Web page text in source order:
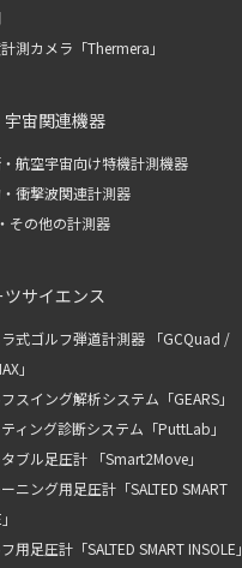
測カメラ「Thermera」
宇宙関連機器
航空宇宙向け特機計測機器
衝撃波関連計測器
その他の計測器
ツサイエンス
式ゴルフ弾道計測器 「GCQuad /
」
スイング解析システム「GEARS」
ィング診断システム「PuttLab」
ブル足圧計 「Smart2Move」
ニング用足圧計「SALTED SMART
用足圧計「SALTED SMART INSOLE」